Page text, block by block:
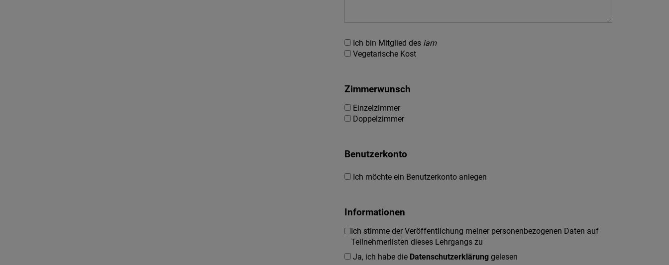
Ich bin Mitglied des iam
Vegetarische Kost
Zimmerwunsch
Einzelzimmer
Doppelzimmer
Benutzerkonto
Ich möchte ein Benutzerkonto anlegen
Informationen
Ich stimme der Veröffentlichung meiner personenbezogenen Daten auf
Teilnehmerlisten dieses Lehrgangs zu
Ja, ich habe die Datenschutzerklärung gelesen